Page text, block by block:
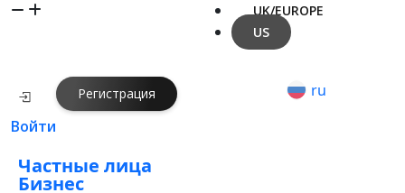
UK/EUROPE
US
Войти
Регистрация ru
Частные лица
Бизнес